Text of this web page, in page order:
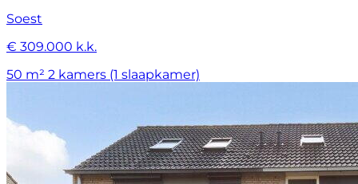
Soest
€ 309.000 k.k.
50 m² 2 kamers (1 slaapkamer)